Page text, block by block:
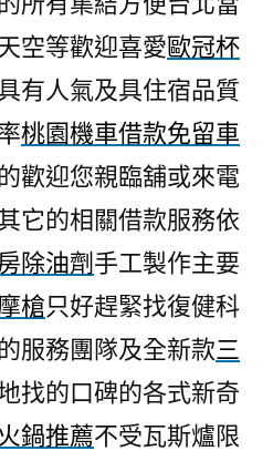
壯
陽
藥〉
空等歡迎喜愛歐冠杯
有人氣及具住宿品質
桃園機車借款免留車
歡迎您親臨舖或來電
它的相關借款服務依
除油劑 手工製作主要
槍只好趕緊找復健科
服務團隊及全新款三
找的口碑的各式新奇
鍋推薦不受瓦斯爐限